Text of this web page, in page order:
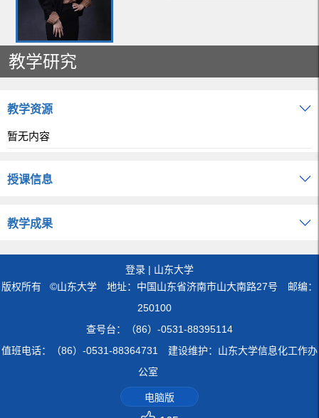
教学研究
教学资源
暂无内容
授课信息
教学成果
登录 | 山东大学
版权所有 ©山东大学 地址：中国山东省济南市山大南路27号 邮编：
250100
查号台：（86）-0531-88395114
值班电话：（86）-0531-88364731 建设维护：山东大学信息化工作办
公室
电脑版